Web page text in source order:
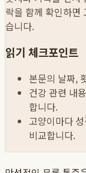
락을 함께 확인하면
습니다.
읽기 체크포인트
본문의 날짜,
건강 관련 내
합니다.
고양이마다
비교합니다.